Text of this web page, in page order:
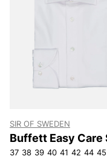
Andre
NN07
Oscar Jacobson
SIR OF SWEDEN
Buffett Easy Care
W.Xtra-long Arm
37 38 39 40 41 42 44 45